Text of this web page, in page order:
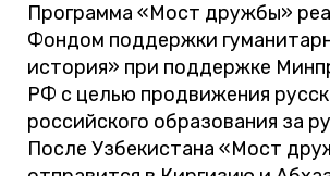
Программа «Мост дружбы»
Фондом поддержки
история» при поддержке
РФ с целью продвижения
российского образования за
После Узбекистана «Мост